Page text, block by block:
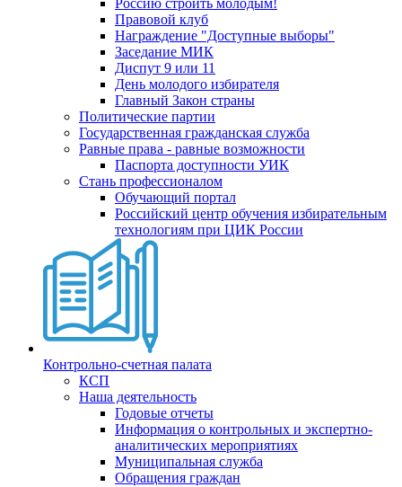
Россию строить молодым!
Правовой клуб
Награждение "Доступные выборы"
Заседание МИК
Диспут 9 или 11
День молодого избирателя
Главный Закон страны
Политические партии
Государственная гражданская служба
Равные права - равные возможности
Паспорта доступности УИК
Стань профессионалом
Обучающий портал
Российский центр обучения избирательным
технологиям при ЦИК России
Контрольно-счетная палата
КСП
Наша деятельность
Годовые отчеты
Информация о контрольных и экспертно-
аналитических мероприятиях
Муниципальная служба
Обращения граждан